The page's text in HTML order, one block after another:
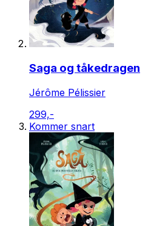
Saga og tåkedragen
Jérôme Pélissier
299,-
Kommer snart